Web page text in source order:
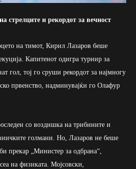
стрелците и рекордот за вечност
на тимот, Кирил Лазаров беше
Капитенот одигра турнир за
гол, тој го сруши рекордот за најмногу
првенство, надминувајќи го Олафур
со воздишка на трибините и
голмани. Но, Лазаров не беше
прекар „Министер за одбрана“,
на физиката. Мојсовски,